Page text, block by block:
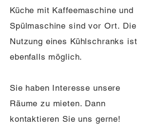
Küche mit Kaffeemaschine und
Spülmaschine sind vor Ort. Die
Nutzung eines Kühlschranks ist
ebenfalls möglich.
Sie haben Interesse unsere
Räume zu mieten. Dann
kontaktieren Sie uns gerne!